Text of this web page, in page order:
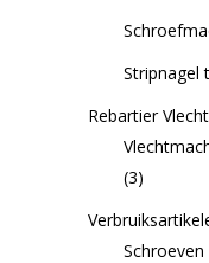
Stripnagel
Rebartier
(3)